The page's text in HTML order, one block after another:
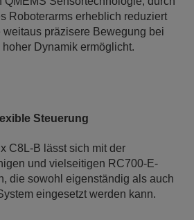
Roboterarms erheblich reduziert
präzisere Bewegung bei
Dynamik ermöglicht.
Steuerung
C8L-B lässt sich mit der
und vielseitigen RC700-E-
die sowohl eigenständig als auch
eingesetzt werden kann.